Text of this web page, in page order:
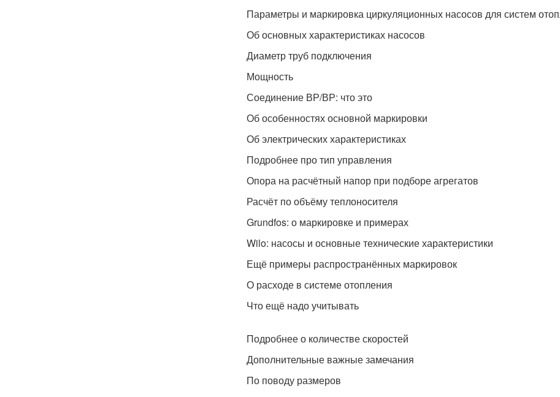
Параметры и маркировка циркуляционных насосов для систем
Об основных характеристиках насосов
Диаметр труб подключения
Мощность
Соединение ВР/ВР: что это
Об особенностях основной маркировки
Об электрических характеристиках
Подробнее про тип управления
Опора на расчётный напор при подборе агрегатов
Расчёт по объёму теплоносителя
Grundfos: о маркировке и примерах
Wilo: насосы и основные технические характеристики
Ещё примеры распространённых маркировок
О расходе в системе отопления
Что ещё надо учитывать
Подробнее о количестве скоростей
Дополнительные важные замечания
По поводу размеров